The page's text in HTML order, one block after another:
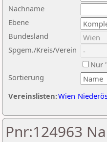
Nachname
Ebene
Sortierung
Bundesland
Spgem./Kreis/Verein
Nur
Vereinslisten:Wien
Pnr:124963